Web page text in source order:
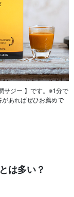
サジー 】です。※1分で
あればぜひお薦めで
は多い？